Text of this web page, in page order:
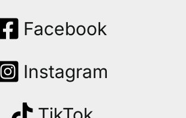
Facebook
Instagram